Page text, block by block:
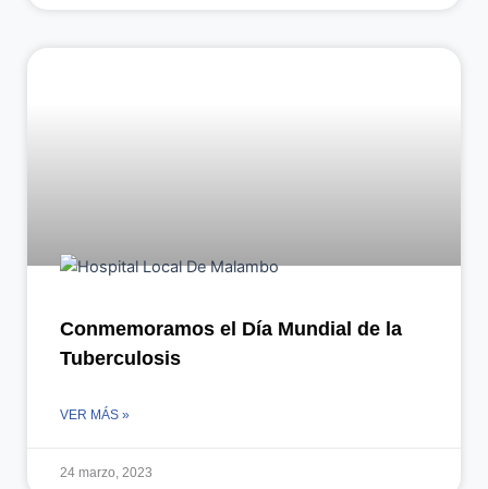
Conmemoramos el Día Mundial de la
Tuberculosis
VER MÁS »
24 marzo, 2023